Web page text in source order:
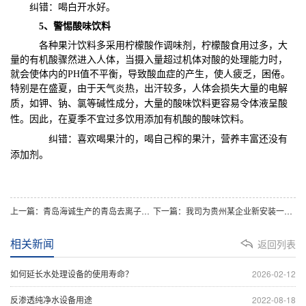
纠错：喝白开水好。
5、警惕酸味饮料
各种果汁饮料多采用柠檬酸作调味剂，柠檬酸食用过多，大
量的有机酸骤然进入人体，当摄入量超过机体对酸的处理能力时，
就会使体内的PH值不平衡，导致酸血症的产生，使人疲乏，困倦。
特别是在盛夏，由于天气炎热，出汗较多，人体会损失大量的电解
质，如钾、 钠、氯等碱性成分，大量的酸味饮料更容易令体液呈酸
性。因此，在夏季不宜过多饮用添加有机酸的酸味饮料。
纠错：喜欢喝果汁的，喝自己榨的果汁， 营养丰富还没有
添加剂。
上一篇：青岛海诚生产的青岛去离子水设备特点及用途 下一篇：我司为贵州某企业新安装一台2吨纯净水设备
返回列表
相关新闻
2026-02-12
如何延长水处理设备的使用寿命？
2022-08-18
反渗透纯净水设备用途